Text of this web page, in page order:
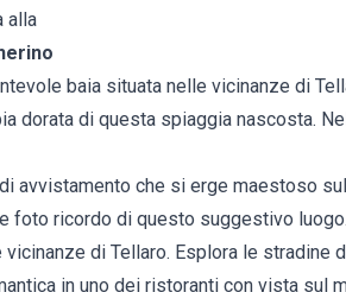
alla
baia situata nelle vicinanze di
dorata di questa spiaggia nascosta.
avvistamento che si erge maestoso
foto ricordo di questo suggestivo
vicinanze di Tellaro. Esplora le
in uno dei ristoranti con vista sul